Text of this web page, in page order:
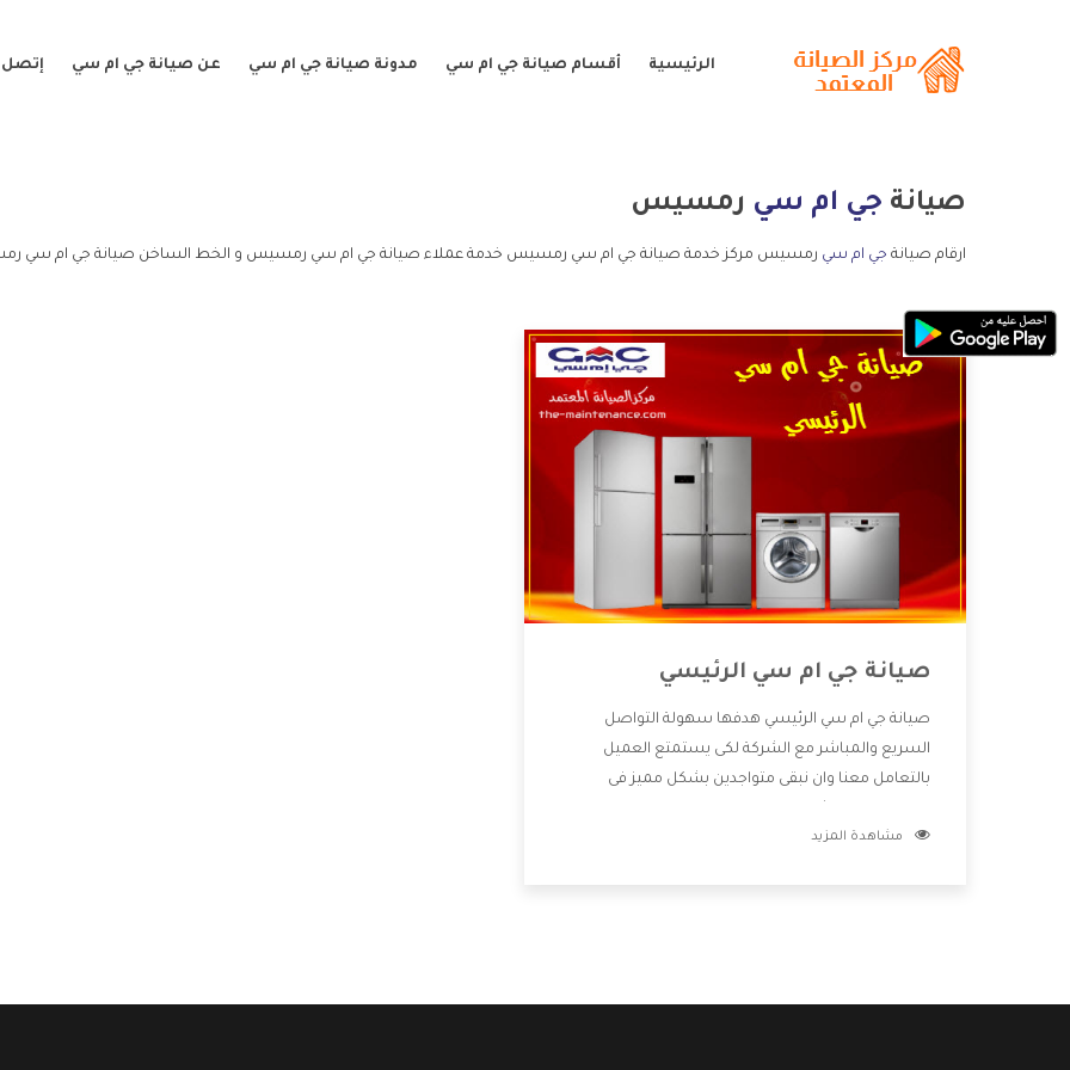
الرئيسية أقسام صيانة جي ام سي مدونة صيانة جي ام سي عن صيانة جي ام سي إتصل
صيانة جي ام سي رمسيس
ارقام صيانة جي ام سي رمسيس مركز خدمة صيانة جي ام سي رمسيس خدمة عملاء صيانة جي ام سي رمسيس و الخط الساخن صيانة جي ام سي
صيانة جي ام سي الرئيسي
صيانة جي ام سي الرئيسي هدفها سهولة التواصل
السريع والمباشر مع الشركة لكى يستمتع العميل
بالتعامل معنا وان نبقى متواجدين بشكل مميز فى
للعميل وان يستمتع بالخدمات التى تنفرد الشركة بها
مشاهدة المزيد